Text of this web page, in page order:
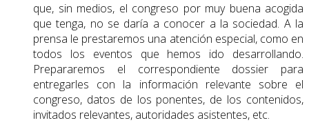
que, sin medios, el congreso por muy buena acogida
que tenga, no se daría a conocer a la sociedad. A la
prensa le prestaremos una atención especial, como en
todos los eventos que hemos ido desarrollando.
Prepararemos el correspondiente dossier para
entregarles con la información relevante sobre el
congreso, datos de los ponentes, de los contenidos,
invitados relevantes, autoridades asistentes, etc.